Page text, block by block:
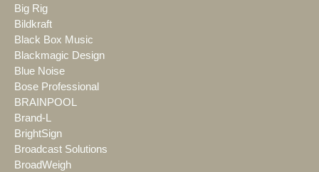
Big Rig
Bildkraft
Black Box Music
Blackmagic Design
Blue Noise
Bose Professional
BRAINPOOL
Brand-L
BrightSign
Broadcast Solutions
BroadWeigh